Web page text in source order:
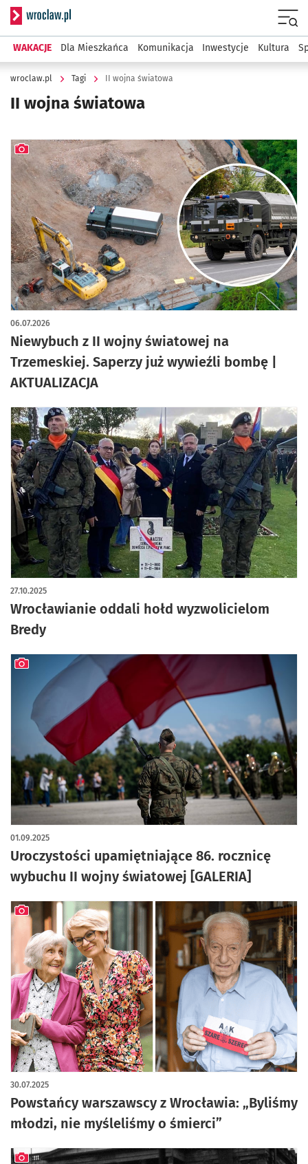
Serwis informacyjny wroclaw.pl
WAKACJE Dla Mieszkańca Komunikacja Inwestycje Kultura
wroclaw.pl Tagi II wojna światowa
II wojna światowa
Niewybuch z II wojny światowej na
Trzemeskiej. Saperzy już wywieźli bombę |
AKTUALIZACJA
06.07.2026
artykuł z galerią zdjęć
Wrocławianie oddali hołd wyzwolicielom
Bredy
27.10.2025
Uroczystości upamiętniające 86. rocznicę
wybuchu II wojny światowej [GALERIA]
01.09.2025
artykuł z galerią zdjęć
Powstańcy warszawscy z Wrocławia: „Byliśmy
młodzi, nie myśleliśmy o śmierci”
30.07.2025
artykuł z galerią zdjęć